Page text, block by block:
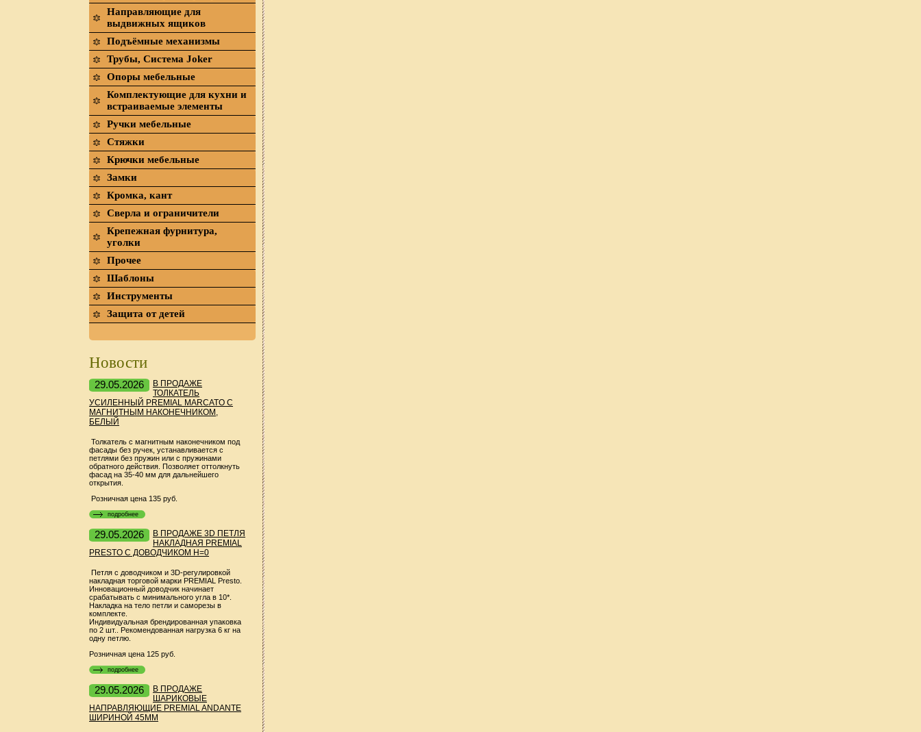
Направляющие для
выдвижных ящиков
Подъёмные механизмы
Трубы, Система Joker
Опоры мебельные
Комплектующие для кухни и
встраиваемые элементы
Ручки мебельные
Стяжки
Крючки мебельные
Замки
Кромка, кант
Сверла и ограничители
Крепежная фурнитура,
уголки
Прочее
Шаблоны
Инструменты
Защита от детей
Новости
29.05.2026
В ПРОДАЖЕ
ТОЛКАТЕЛЬ
УСИЛЕННЫЙ PREMIAL MARCATO С
МАГНИТНЫМ НАКОНЕЧНИКОМ,
БЕЛЫЙ
Толкатель с магнитным наконечником под
фасады без ручек, устанавливается с
петлями без пружин или с пружинами
обратного действия. Позволяет оттолкнуть
фасад на 35-40 мм для дальнейшего
открытия.
Розничная цена 135 руб.
подробнее
29.05.2026
В ПРОДАЖЕ 3D ПЕТЛЯ
НАКЛАДНАЯ PREMIAL
PRESTO С ДОВОДЧИКОМ Н=0
Петля с доводчиком и 3D-регулировкой
накладная торговой марки PREMIAL Presto.
Инновационный доводчик начинает
срабатывать с минимального угла в 10*.
Накладка на тело петли и саморезы в
комплекте.
Индивидуальная брендированная упаковка
по 2 шт.. Рекомендованная нагрузка 6 кг на
одну петлю.
Розничная цена 125 руб.
подробнее
29.05.2026
В ПРОДАЖЕ
ШАРИКОВЫЕ
НАПРАВЛЯЮЩИЕ PREMIAL ANDANTE
ШИРИНОЙ 45ММ